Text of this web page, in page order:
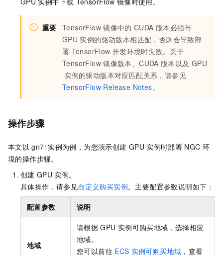
重要 TensorFlow 镜像中的 CUDA 版本必须与
GPU 实例的驱动版本相匹配，否则会导致部
署 TensorFlow 开发环境时失败。关于
TensorFlow 镜像版本、CUDA 版本以及 GPU
实例的驱动版本对应匹配关系，请参见
TensorFlow Release Notes。
操作步骤
本文以 gn7i 实例为例，为您演示创建 GPU 实例时部署 NGC 环
境的操作步骤。
创建 GPU 实例。
具体操作，请参见自定义购买实例。主要配置参数说明如下：
配置参数 说明
地域
请根据 GPU 实例可购买地域，选择相应
地域。
您可以前往 ECS 实例可购买地域 ，查看